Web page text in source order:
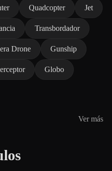
Quadcopter Jet
Transbordador
Drone Gunship
Globo
Ver más